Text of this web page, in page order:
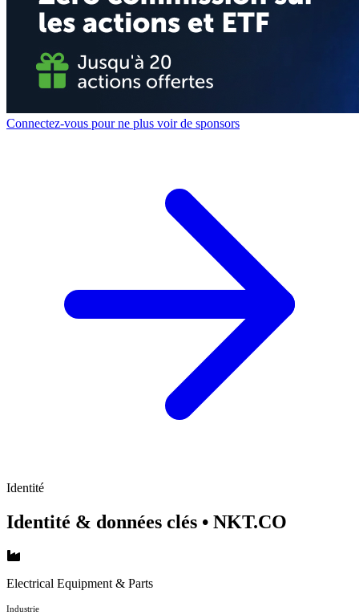
Connectez-vous pour ne plus voir de sponsors
Identité
Identité & données clés • NKT.CO
Electrical Equipment & Parts
Industrie